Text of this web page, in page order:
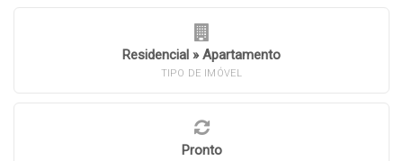
Residencial » Apartamento
TIPO DE IMÓVEL
Pronto